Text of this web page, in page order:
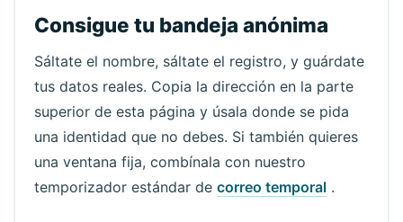
Consigue tu bandeja anónima
Sáltate el nombre, sáltate el registro, y guárdate
tus datos reales. Copia la dirección en la parte
superior de esta página y úsala donde se pida
una identidad que no debes. Si también quieres
una ventana fija, combínala con nuestro
temporizador estándar de correo temporal.